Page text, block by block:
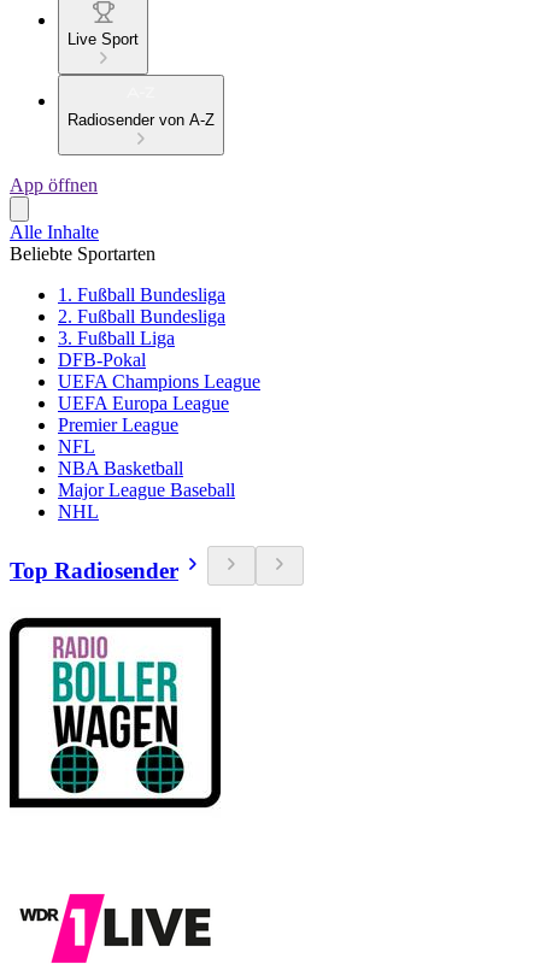
Live Sport
Radiosender von A-Z
App öffnen
Alle Inhalte
Beliebte Sportarten
1. Fußball Bundesliga
2. Fußball Bundesliga
3. Fußball Liga
DFB-Pokal
UEFA Champions League
UEFA Europa League
Premier League
NFL
NBA Basketball
Major League Baseball
NHL
Top Radiosender